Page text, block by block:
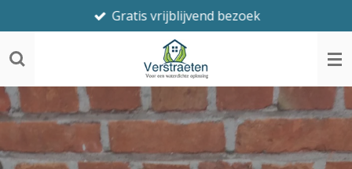
direct
naar
hoofdinhoud
Gratis vrijblijvend bezoek